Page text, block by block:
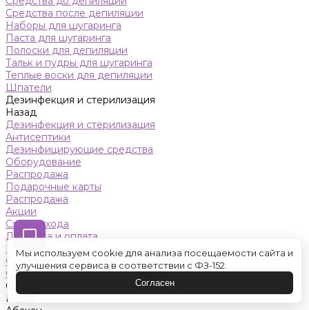
Средства после депиляции
Наборы для шугаринга
Паста для шугаринга
Полоски для депиляции
Тальк и пудры для шугаринга
Теплые воски для депиляции
Шпатели
Дезинфекция и стерилизация
Назад
Дезинфекция и стерилизация
Антисептики
Дезинфицирующие средства
Оборудование
Распродажа
Подарочные карты
Распродажа
Акции
Схемы ухода
Доставка и оплата
Контакты
Обучение
Салон красоты
Оренбург
Назад
Мы используем cookie для анализа посещаемости сайта и
улучшения сервиса в соответствии с ФЗ-152.
Согласен